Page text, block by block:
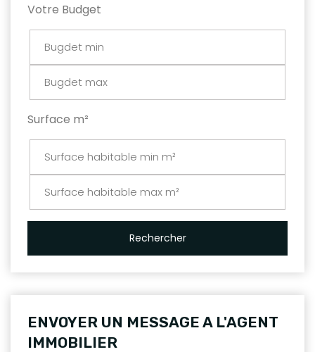
Votre Budget
Surface m²
Rechercher
ENVOYER UN MESSAGE A L'AGENT
IMMOBILIER